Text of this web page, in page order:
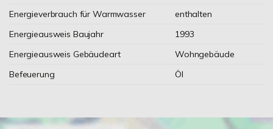
Energieverbrauch für Warmwasser
enthalten
Energieausweis Baujahr
1993
Energieausweis Gebäudeart
Wohngebäude
Befeuerung
Öl